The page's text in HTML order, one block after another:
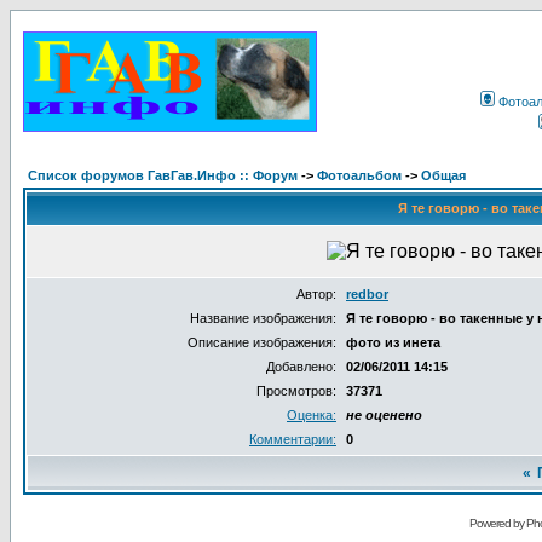
Список форумов ГавГав.Инфо :: Форум -> Фотоальбом -> Общая
Я те говорю - во
Автор:
redbor
Название изображения:
Я те говорю - во такенные у
Описание изображения:
фото из инета
Добавлено:
02/06/2011 14:15
Просмотров:
37371
Оценка:
не оценено
Комментарии:
0
«
Powered by